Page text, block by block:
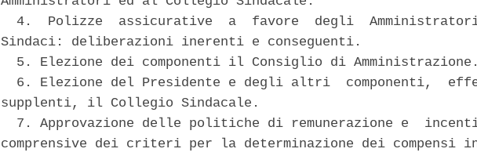
4.  Polizze  assicurative  a  favore  degli
Sindaci: deliberazioni inerenti e conseguenti.
5. Elezione dei componenti il Consiglio di
6. Elezione del Presidente e degli altri  componenti,
supplenti, il Collegio Sindacale.
7. Approvazione delle politiche di remunerazione e
comprensive dei criteri per la determinazione dei compensi